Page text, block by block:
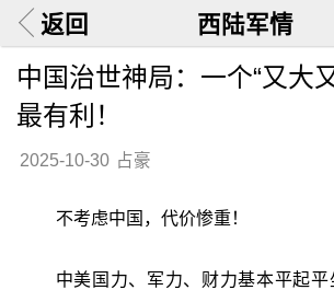
返回 西陆军情
中国治世神局：一个“又大
最有利！
2025-10-30 占豪
不考虑中国，代价惨重！
中美国力、军力、财力基本平起